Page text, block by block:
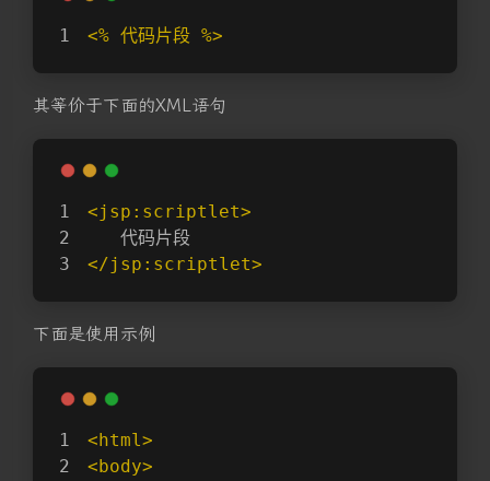
<% 代码片段 %>
其等价于下面的XML语句
<jsp:scriptlet>
   代码片段
</jsp:scriptlet>
下面是使用示例
<html>
<body>